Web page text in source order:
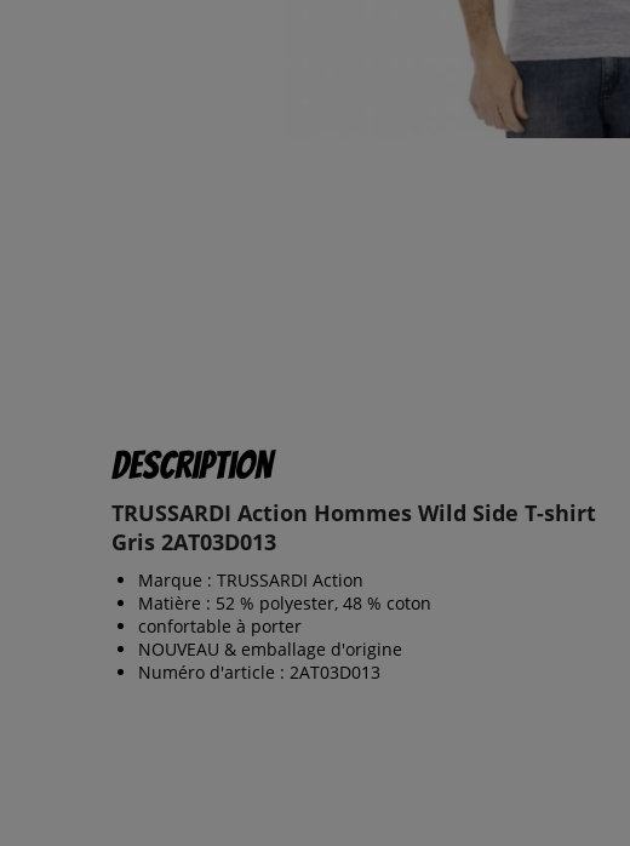
Description
TRUSSARDI Action Hommes Wild Side T-shirt
Gris 2AT03D013
Marque : TRUSSARDI Action
Matière : 52 % polyester, 48 % coton
confortable à porter
NOUVEAU & emballage d'origine
Numéro d'article : 2AT03D013